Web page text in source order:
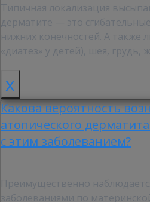
Типичная локализация
дерматите — это
нижних конечностей. А также
«диатез» у детей), шея, грудь,
x
Какова вероятность
атопического
с этим заболеванием?
Преимущественно
заболеваниями по